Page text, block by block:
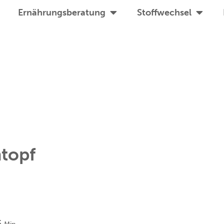
Ernährungsberatung Stoffwechsel